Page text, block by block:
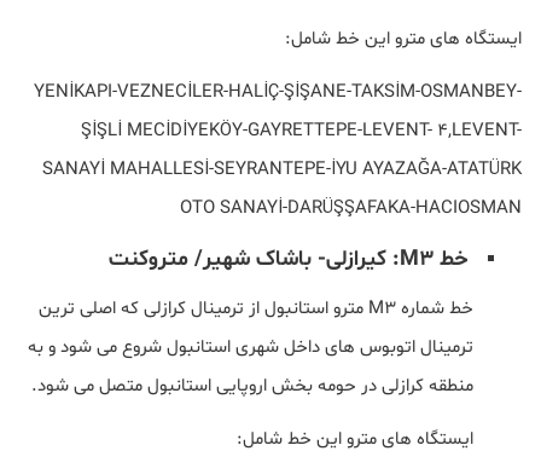
ایستگاه های مترو این خط شامل:
YENİKAPI-VEZNECİLER-HALİÇ-ŞİŞANE-TAKSİM-OSMANBEY-
ŞİŞLİ MECİDİYEKÖY-GAYRETTEPE-LEVENT- 4,LEVENT-
SANAYİ MAHALLESİ-SEYRANTEPE-İYU AYAZAĞA-ATATÜRK
OTO SANAYİ-DARÜŞŞAFAKA-HACIOSMAN
خط M3: کیرازلی- باشاک شهیر/ متروکنت
خط شماره M3 مترو استانبول از ترمینال کرازلی که اصلی ترین
ترمینال اتوبوس های داخل شهری استانبول شروع می شود و به
منطقه کرازلی در حومه بخش اروپایی استانبول متصل می شود.
ایستگاه های مترو این خط شامل: